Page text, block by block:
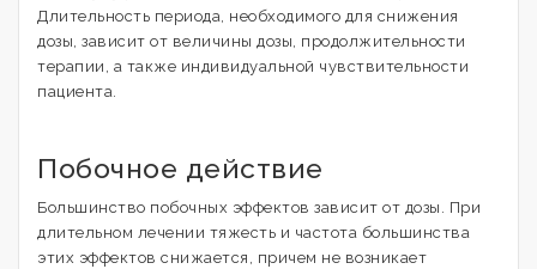
Длительность периода, необходимого для снижения
дозы, зависит от величины дозы, продолжительности
терапии, а также индивидуальной чувствительности
пациента.
Побочное действие
Большинство побочных эффектов зависит от дозы. При
длительном лечении тяжесть и частота большинства
этих эффектов снижается, причем не возникает